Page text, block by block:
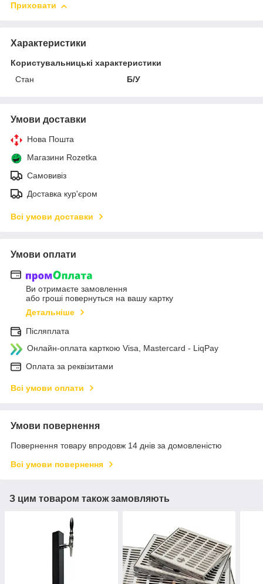
Приховати
Характеристики
Користувальницькі характеристики
Стан
Б/У
Умови доставки
Нова Пошта
Магазини Rozetka
Самовивіз
Доставка кур'єром
Всі умови доставки
Умови оплати
Ви отримаєте замовлення
або гроші повернуться на вашу картку
Детальніше
Післяплата
Онлайн-оплата карткою Visa, Mastercard - LiqPay
Оплата за реквізитами
Всі умови оплати
Умови повернення
Повернення товару впродовж 14 днів за домовленістю
Всі умови повернення
З цим товаром також замовляють